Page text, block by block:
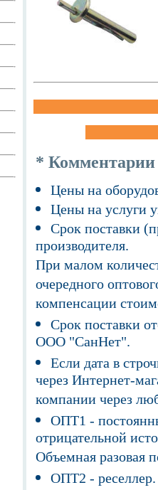
* Комментарии
Цены на
Цены на услуги
Срок поставки
производителя.
При малом
очередного
компенсации
Срок поставки
ООО "СанНет".
Если дата в
через Интернет-
компании через
ОПТ1 -
отрицательной
Объемная разовая
ОПТ2 -